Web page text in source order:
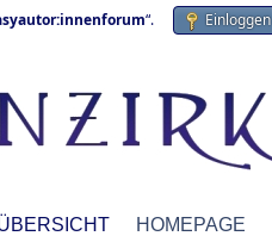
“. Einloggen
HOMEPAGE